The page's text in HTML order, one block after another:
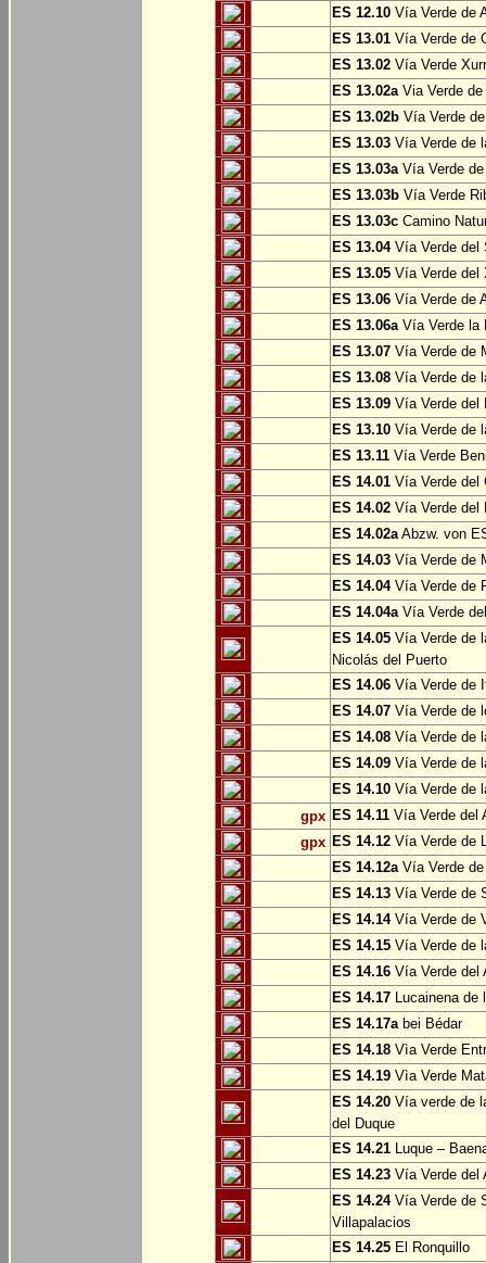
ES 12.10 Vía Verde de
ES 13.01 Vía Verde de
ES 13.02 Vía Verde
ES 13.02aVia Verde de
ES 13.02b Vía Verde
ES 13.03 Vía Verde de
ES 13.03aVía Verde de
ES 13.03b Vía Verde
ES 13.03c Camino
ES 13.04Vía Verde del
ES 13.05 Vía Verde del
ES 13.06 Vía Verde de
ES 13.06aVía Verde la
ES 13.07 Vía Verde de
ES 13.08 Vía Verde de
ES 13.09 Vía Verde del
ES 13.10 Vía Verde de
ES 13.11 Vía Verde
ES 14.01 Vía Verde del
ES 14.02 Vía Verde del
ES 14.02aAbzw. von
ES 14.03 Vía Verde de
ES 14.04Vía Verde de
ES 14.04aVía Verde
ES 14.05 Vía Verde de
Nicolás del Puerto
ES 14.06 Vía Verde de
ES 14.07 Vía Verde de
ES 14.08 Vía Verde de
ES 14.09 Vía Verde de
ES 14.10 Vía Verde de
gpx ES 14.11 Vía Verde del
gpx ES 14.12 Vía Verde de
ES 14.12aVía Verde de
ES 14.13 Vía Verde de
ES 14.14Vía Verde de
ES 14.15 Vía Verde de
ES 14.16 Vía Verde del
ES 14.17 Lucainena de
ES 14.17abei Bédar
ES 14.18 Vìa Verde
ES 14.19 Vìa Verde
ES 14.20 Vía verde de
del Duque
ES 14.21 Luque –
ES 14.23 Vía Verde del
ES 14.24Vía Verde de
Villapalacios
ES 14.25 El Ronquillo